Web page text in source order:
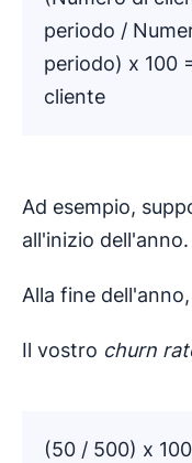
periodo /
periodo) x 100
cliente
Ad esempio,
all'inizio dell'anno.
Alla fine
Il vostro churn
(50 / 500) x